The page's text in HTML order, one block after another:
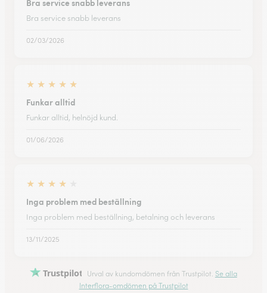
Bra service snabb leverans
02/03/2026
★ ★ ★ ★ ★
Funkar alltid
Funkar alltid, helnöjd kund.
01/06/2026
★ ★ ★ ★
Inga problem med beställning
Inga problem med beställning, betalning och leverans
13/11/2025
Trustpilot Urval av kundomdömen från Trustpilot. Se alla
Interflora-omdömen på Trustpilot